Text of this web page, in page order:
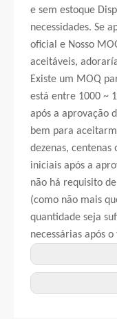
e sem estoque
necessidades. Se
oficial e Nosso
aceitáveis,
Existe um MOQ
está entre 1000 ~
após a aprovação
bem para
dezenas, centenas
iniciais após a
não há requisito
(como não mais
quantidade seja
necessárias após